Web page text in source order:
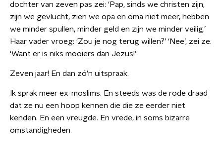
dochter van zeven pas zei: ‘Pap, sinds we christen zijn,
zijn we gevlucht, zien we opa en oma niet meer, hebben
we minder spullen, minder geld en zijn we minder veilig.’
Haar vader vroeg: ‘Zou je nog terug willen?’ ‘Nee’, zei ze.
‘Want er is niks mooiers dan Jezus!’
Zeven jaar! En dan zó’n uitspraak.
Ik sprak meer ex-moslims. En steeds was de rode draad
dat ze nu een hoop kennen die die ze eerder niet
kenden. En een vreugde. En vrede, in soms bizarre
omstandigheden.